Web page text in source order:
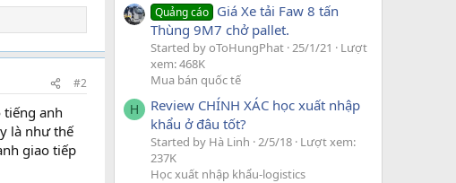
#2
anh
là như thế
giao tiếp
Quảng cáo Giá Xe tải Faw 8 tấn
Thùng 9M7 chở pallet.
Started by oToHungPhat 25/1/21
Lượt
xem: 468K
Mua bán quốc tế
H
Review CHÍNH XÁC học xuất nhập
khẩu ở đâu tốt?
Started by Hà Linh 2/5/18 Lượt xem:
237K
Học xuất nhập khẩu-logistics